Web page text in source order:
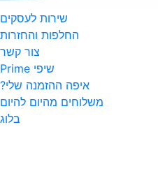
שירות לעסקים
החלפות והחזרות
צור קשר
שיפי Prime
איפה ההזמנה שלי?
משלוחים מהיום להיום
בלוג